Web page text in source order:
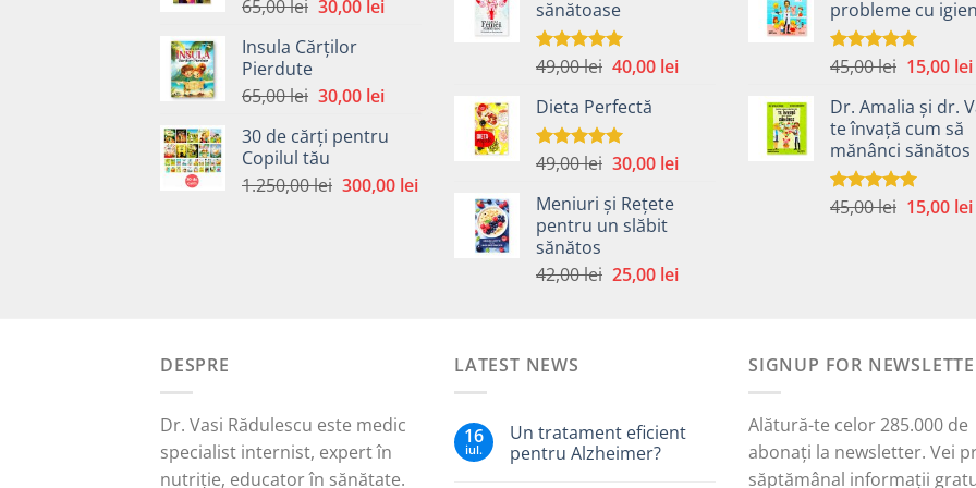
65,00lei Prețul
a
65,00 lei.
30,00 leiPrețul
Insula Cărților
Pierdute
65,00lei Prețul
a
fost:
65,00 lei.
30,00 leiPrețul
este:
30 de cărți pentru
Copilul tău
1.250,00lei Prețul
300,00 leiPrețul
300,00 lei.
fost:
59,00 lei.
sănătoase
Evaluat la
49,00lei Prețul
a
fost:
49,00 lei.
40,00 leiPrețul
Dieta Perfectă
Evaluat la
49,00lei Prețul
a
fost:
30,00 leiPrețul
Meniuri și Rețete
pentru un slăbit
sănătos
42,00lei Prețul
25,00 leiPrețul
fost:
45,00 lei.
probleme cu
Evaluat la
45,00lei Prețul
a
fost:
45,00 lei.
15,00 lei
Dr. Amalia și dr.
te învață cum să
mănânci sănătos
Evaluat la
45,00lei Prețul
15,00 lei
DESPRE
Dr. Vasi Rădulescu este medic
specialist internist, expert în
nutriție, educator în sănătate.
LATEST NEWS
16
iul.
Un tratament eficient
pentru Alzheimer?
SIGNUP FOR
Alătură-te celor 285.000 de
abonați la newsletter. Vei
săptămânal informații